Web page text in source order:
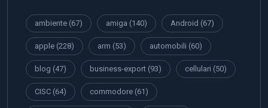
ambiente (67) amiga (140) Android (67)
apple (228) arm (53) automobili (60)
blog (47) business-export (93) cellulari (50)
CISC (64) commodore (61)